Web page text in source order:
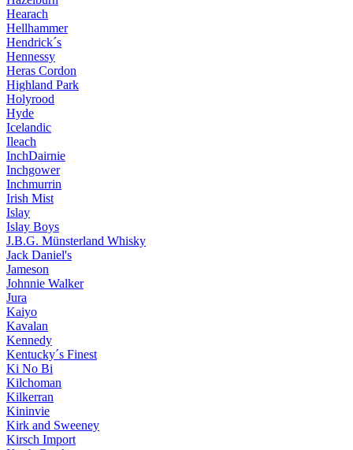
Hearach
Hellhammer
Hendrick´s
Hennessy
Heras Cordon
Highland Park
Holyrood
Hyde
Icelandic
Ileach
InchDairnie
Inchgower
Inchmurrin
Irish Mist
Islay
Islay Boys
J.B.G. Münsterland Whisky
Jack Daniel's
Jameson
Johnnie Walker
Jura
Kaiyo
Kavalan
Kennedy
Kentucky´s Finest
Ki No Bi
Kilchoman
Kilkerran
Kininvie
Kirk and Sweeney
Kirsch Import